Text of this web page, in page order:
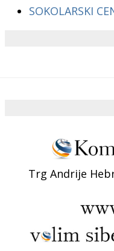
SOKOLARSKI
Trg Andrije